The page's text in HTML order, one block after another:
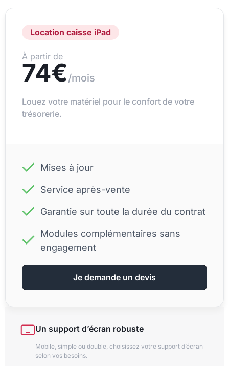
Location caisse iPad
À partir de
74€/mois
Louez votre matériel pour le confort de votre
trésorerie.
Mises à jour
Service après-vente
Garantie sur toute la durée du contrat
Modules complémentaires sans
engagement
Je demande un devis
Un support d’écran robuste
Mobile, simple ou double, choisissez votre support d’écran
selon vos besoins.